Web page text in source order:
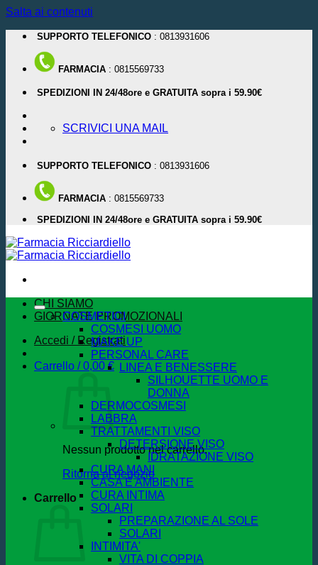
Salta ai contenuti
SUPPORTO TELEFONICO : 0813931606
FARMACIA : 0815569733
SPEDIZIONI IN 24/48ore e GRATUITA sopra i 59.90€
SCRIVICI UNA MAIL
SUPPORTO TELEFONICO : 0813931606
FARMACIA : 0815569733
SPEDIZIONI IN 24/48ore e GRATUITA sopra i 59.90€
CHI SIAMO
GIORNATE PROMOZIONALI
Accedi / Registrati
Carrello /0,00 €
Nessun prodotto nel carrello.
Ritorna al negozio
Carrello
COSMETICI
COSMESI UOMO
MAKE UP
PERSONAL CARE
LINEA E BENESSERE
SILHOUETTE UOMO E
DONNA
DERMOCOSMESI
LABBRA
TRATTAMENTI VISO
DETERSIONE VISO
IDRATAZIONE VISO
CURA MANI
CASA E AMBIENTE
CURA INTIMA
SOLARI
PREPARAZIONE AL SOLE
SOLARI
INTIMITA'
VITA DI COPPIA